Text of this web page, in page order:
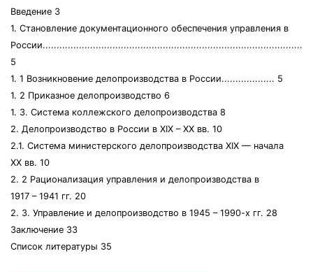
Введение 3
1. Становление документационного обеспечения управления в
России.............................................................................................
5
1. 1 Возникновение делопроизводства в России................... 5
1. 2 Приказное делопроизводство 6
1. 3. Система коллежского делопроизводства 8
2. Делопроизводство в России в XIX – XX вв. 10
2.1. Система министерского делопроизводства XIX — начала
XX вв. 10
2. 2 Рационализация управления и делопроизводства в
1917 – 1941 гг. 20
2. 3. Управление и делопроизводство в 1945 – 1990-х гг. 28
Заключение 33
Список литературы 35